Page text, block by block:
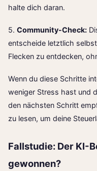
halte dich daran.
5. Community-Check:
entscheide letztlich
Flecken zu entdecken,
Wenn du diese Schritte
weniger Stress hast und
den nächsten Schritt
zu lesen, um deine
Fallstudie: Der KI-
gewonnen?